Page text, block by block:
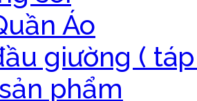
Áo
giường (
phẩm